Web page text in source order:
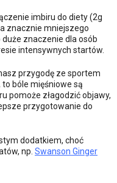
imbiru do diety (2g
znacznie mniejszego
znaczenie dla osób
intensywnych startów.
przygodę ze sportem
bóle mięśniowe są
pomoże złagodzić objawy,
przygotowanie do
dodatkiem, choć
np. Swanson Ginger